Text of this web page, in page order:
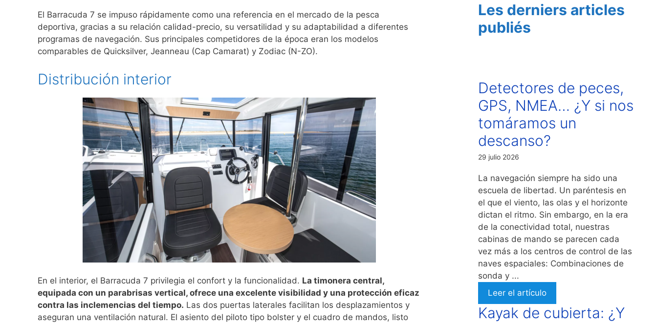
El Barracuda 7 se impuso rápidamente como una referencia en el mercado de la pesca
deportiva, gracias a su relación calidad-precio, su versatilidad y su adaptabilidad a diferentes
programas de navegación. Sus principales competidores de la época eran los modelos
comparables de Quicksilver, Jeanneau (Cap Camarat) y Zodiac (N-ZO).
Distribución interior
En el interior, el Barracuda 7 privilegia el confort y la funcionalidad. La timonera central,
equipada con un parabrisas vertical, ofrece una excelente visibilidad y una protección eficaz
contra las inclemencias del tiempo. Las dos puertas laterales facilitan los desplazamientos y
aseguran una ventilación natural. El asiento del piloto tipo bolster y el cuadro de mandos, listo
Les derniers articles
publiés
Detectores de peces,
GPS, NMEA… ¿Y si nos
tomáramos un
descanso?
29 julio 2026
La navegación siempre ha sido una
escuela de libertad. Un paréntesis en
el que el viento, las olas y el horizonte
dictan el ritmo. Sin embargo, en la era
de la conectividad total, nuestras
cabinas de mando se parecen cada
vez más a los centros de control de las
naves espaciales: Combinaciones de
sonda y ...
Leer el artículo
Kayak de cubierta: ¿Y